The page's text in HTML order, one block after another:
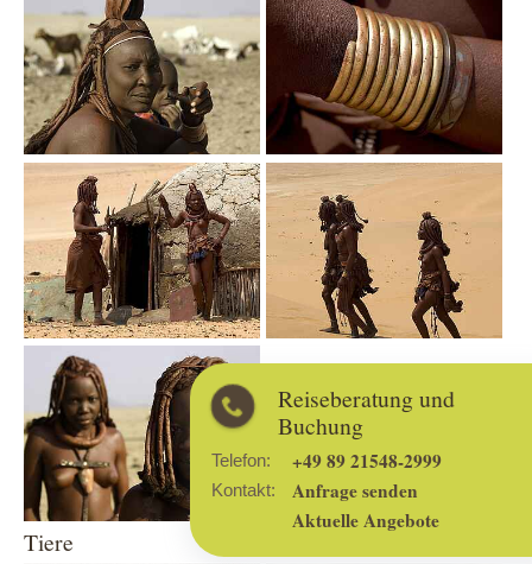
Show larger version Show larger version
Show larger version
Tiere